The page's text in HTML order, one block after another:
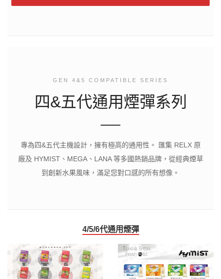
GEN 4&5 COMPATIBLE SERIES
四&五代通用煙彈系列
專為四&五代主機設計，擁有極高的通用性。 匯集 RELX 原
廠及 HYMIST、MEGA、LANA 等多國熱銷品牌，從經典煙草
到創新水果風味，滿足您對口感的所有想像。
4/5/6代通用煙彈